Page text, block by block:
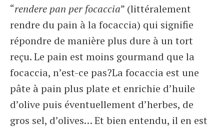
“rendere pan per focaccia” (littéralement
rendre du pain à la focaccia) qui signifie
répondre de manière plus dure à un tort
reçu. Le pain est moins gourmand que la
focaccia, n’est-ce pas?La focaccia est une
pâte à pain plus plate et enrichie d’huile
d’olive puis éventuellement d’herbes, de
gros sel, d’olives… Et bien entendu, il en est